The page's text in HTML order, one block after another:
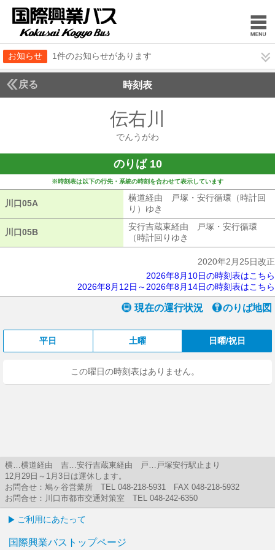
お知らせ 1件のお知らせがあります
戻る 時刻表
伝右川
でんうがわ
のりば 10
※時刻表は以下の行先・系統の時刻を合わせて表示しています
川口05A
横道経由 戸塚・安行循環（時計回
り）ゆき
川口05B
安行吉蔵東経由 戸塚・安行循環
（時計回りゆき
2020年2月25日改正
2026年8月10日の時刻表はこちら
2026年8月12日～2026年8月14日の時刻表はこちら
現在の運行状況 のりば地図
平日 土曜 日曜/祝日
この曜日の時刻表はありません。
横…横道経由 吉…安行吉蔵東経由 戸…戸塚安行駅止まり
12月29日～1月3日は運休します。
お問合せ：鳩ヶ谷営業所 TEL 048-218-5931 FAX 048-218-5932
お問合せ：川口市都市交通対策室 TEL 048-242-6350
ご利用にあたって
国際興業バストップページ